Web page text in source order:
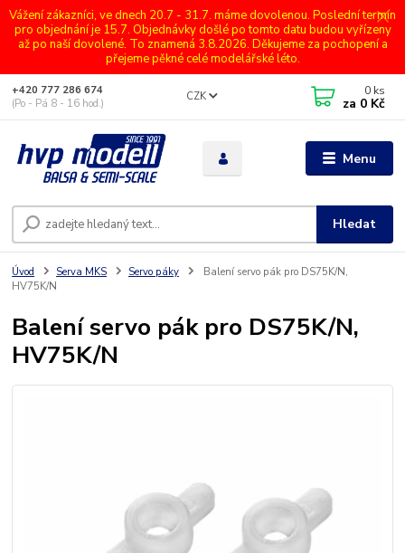
Vážení zákazníci, ve dnech 20.7 - 31.7. máme dovolenou. Poslední termín
pro objednání je 15.7. Objednávky došlé po tomto datu budou vyřízeny
až po naší dovolené. To znamená 3.8.2026. Děkujeme za pochopení a
přejeme pěkné celé modelářské léto.
Menu
CZK
Hledat
+420 777 286 674
(Po - Pá 8 - 16 hod.)
0 ks
za 0 Kč
Úvod Serva MKS Servo páky
Balení servo pák pro DS75K/N,
HV75K/N
Balení servo pák pro DS75K/N,
HV75K/N